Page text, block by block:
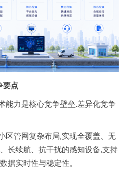
要点
能力是核心竞争壁垒,差异化竞争
区管网复杂布局,实现全覆盖、无
长续航、抗干扰的感知设备,支持
据实时性与稳定性。